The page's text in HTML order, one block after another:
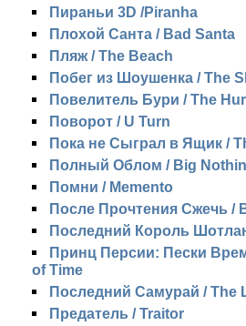
Пираньи 3D /Piranha
Плохой Санта / Bad Santa
Пляж / The Beach
Побег из Шоушенка / The
Повелитель Бури / The
Поворот / U Turn
Пока не Cыграл в Ящик /
Полный Облом / Big
Помни / Memento
После Прочтения Сжечь /
Последний Король
Принц Персии: Пески
of Time
Последний Самурай / The
Предатель / Traitor